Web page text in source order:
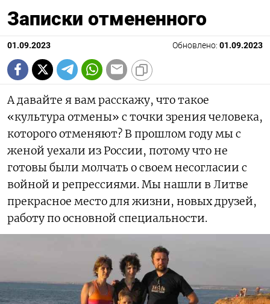
Записки отмененного
01.09.2023 Обновлено: 01.09.2023
А давайте я вам расскажу, что такое
«культура отмены» с точки зрения человека,
которого отменяют? В прошлом году мы с
женой уехали из России, потому что не
готовы были молчать о своем несогласии с
войной и репрессиями. Мы нашли в Литве
прекрасное место для жизни, новых друзей,
работу по основной специальности.